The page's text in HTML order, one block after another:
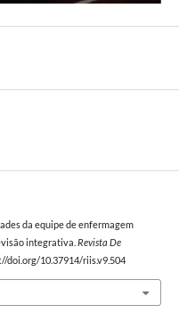
da equipe de enfermagem
integrativa. Revista De
doi.org/10.37914/riis.v9.504